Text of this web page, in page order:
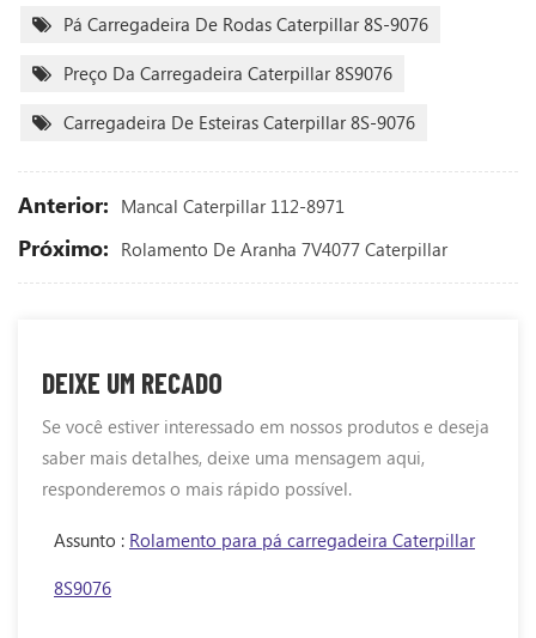
Pá Carregadeira De Rodas Caterpillar 8S-9076
Preço Da Carregadeira Caterpillar 8S9076
Carregadeira De Esteiras Caterpillar 8S-9076
Anterior: Mancal Caterpillar 112-8971
Próximo: Rolamento De Aranha 7V4077 Caterpillar
DEIXE UM RECADO
Se você estiver interessado em nossos produtos e deseja
saber mais detalhes, deixe uma mensagem aqui,
responderemos o mais rápido possível.
Assunto : Rolamento para pá carregadeira Caterpillar
8S9076